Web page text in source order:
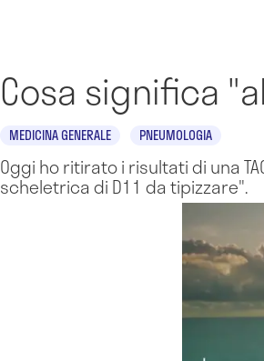
Cosa significa
MEDICINA GENERALE PNEUMOLOGIA
Oggi ho ritirato i risultati di una
scheletrica di D11 da tipizzare".